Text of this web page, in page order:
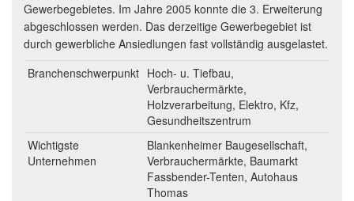
Gewerbegebietes. Im Jahre 2005 konnte die 3. Erweiterung
abgeschlossen werden. Das derzeitige Gewerbegebiet ist
durch gewerbliche Ansiedlungen fast vollständig ausgelastet.
Branchenschwerpunkt Hoch- u. Tiefbau,
Verbrauchermärkte,
Holzverarbeitung, Elektro, Kfz,
Gesundheitszentrum
Wichtigste
Unternehmen
Blankenheimer Baugesellschaft,
Verbrauchermärkte, Baumarkt
Fassbender-Tenten, Autohaus
Thomas